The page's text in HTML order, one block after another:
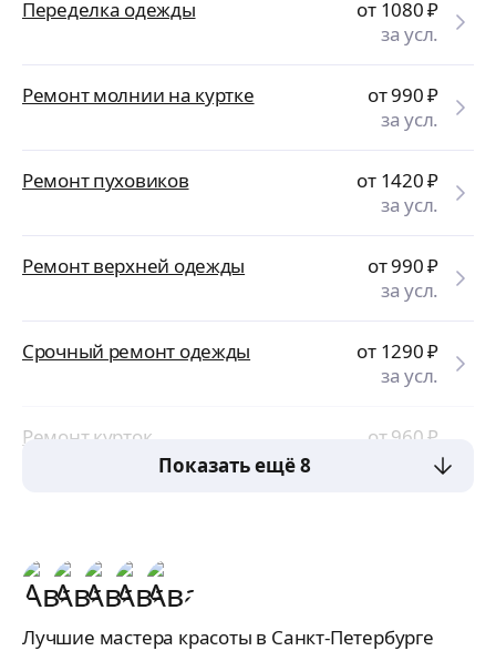
Переделка одежды от 1080₽
за усл.
Ремонт молнии на куртке от 990₽
за усл.
Ремонт пуховиков от 1420₽
за усл.
Ремонт верхней одежды от 990₽
за усл.
Срочный ремонт одежды от 1290₽
за усл.
Ремонт курток от 960₽
за усл.
Показать ещё 8
Лучшие мастера красоты в Санкт-Петербурге